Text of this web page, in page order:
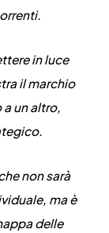
in luce
il marchio
un altro,
non sarà
, ma è
delle